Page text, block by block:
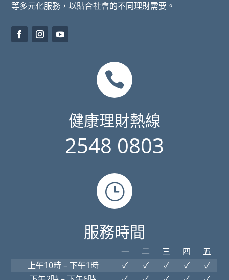
等多元化服務，以貼合社會的不同理財需要。

健康理財熱線
2548 0803
}
服務時間
一 二 三 四
五
上午10時 – 下午1時
✓ ✓ ✓ ✓
✓